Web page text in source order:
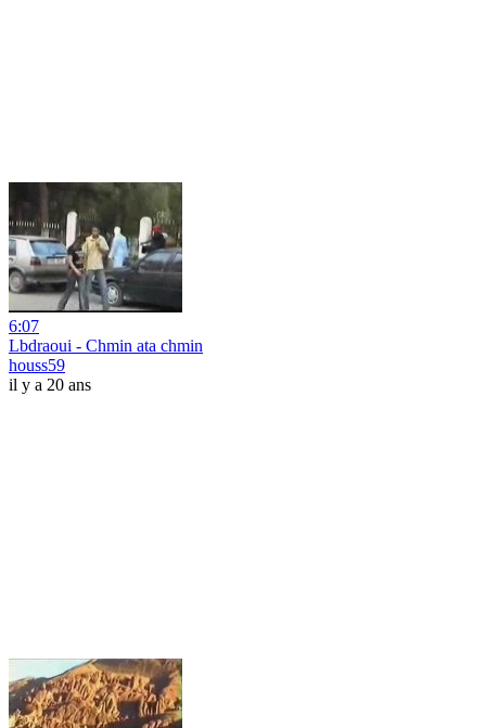
6:07
Lbdraoui - Chmin ata chmin
houss59
il y a 20 ans